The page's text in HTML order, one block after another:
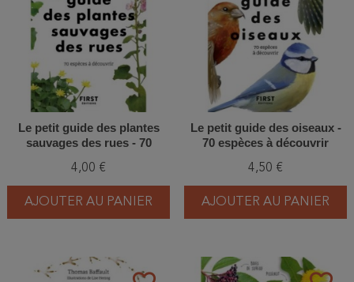
Le petit guide des plantes
sauvages des rues - 70
4,00 €
AJOUTER AU PANIER
Le petit guide des oiseaux -
70 espèces à découvrir
4,50 €
AJOUTER AU PANIER